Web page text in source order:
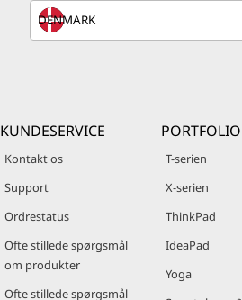
KUNDESERVICE
Kontakt os
Support
Ordrestatus
Ofte stillede spørgsmål
om produkter
Ofte stillede spørgsmål
PORTFOLIO
T-serien
X-serien
ThinkPad
IdeaPad
Yoga